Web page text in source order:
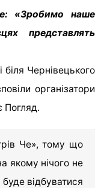
«Зробимо наше
представлять
Чернівецького
організатори
Погляд.
Че», тому що
якому нічого не
відбуватися